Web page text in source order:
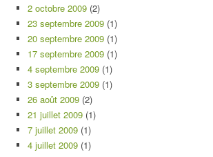
2 octobre 2009 (2)
23 septembre 2009 (1)
20 septembre 2009 (1)
17 septembre 2009 (1)
4 septembre 2009 (1)
3 septembre 2009 (1)
26 août 2009 (2)
21 juillet 2009 (1)
7 juillet 2009 (1)
4 juillet 2009 (1)